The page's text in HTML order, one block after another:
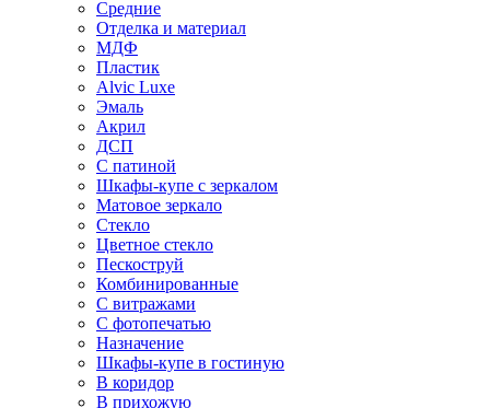
Средние
Отделка и материал
МДФ
Пластик
Alvic Luxe
Эмаль
Акрил
ДСП
С патиной
Шкафы-купе с зеркалом
Матовое зеркало
Стекло
Цветное стекло
Пескоструй
Комбинированные
С витражами
С фотопечатью
Назначение
Шкафы-купе в гостиную
В коридор
В прихожую